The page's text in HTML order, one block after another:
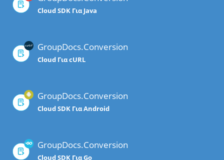
Cloud SDK Για Java
GroupDocs.Conversion
Cloud Για cURL
GroupDocs.Conversion
Cloud SDK Για Android
GroupDocs.Conversion
Cloud SDK Για Go